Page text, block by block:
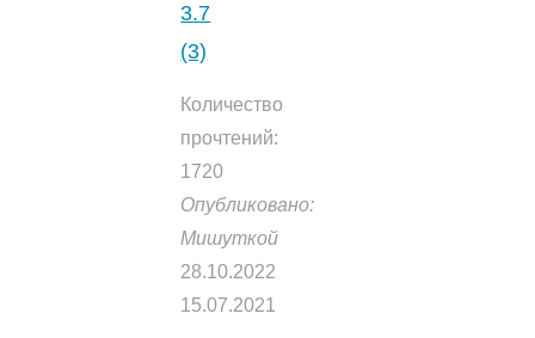
3.7
(3)
Количество
прочтений:
1720
Опубликовано:
Мишуткой
28.10.2022
15.07.2021